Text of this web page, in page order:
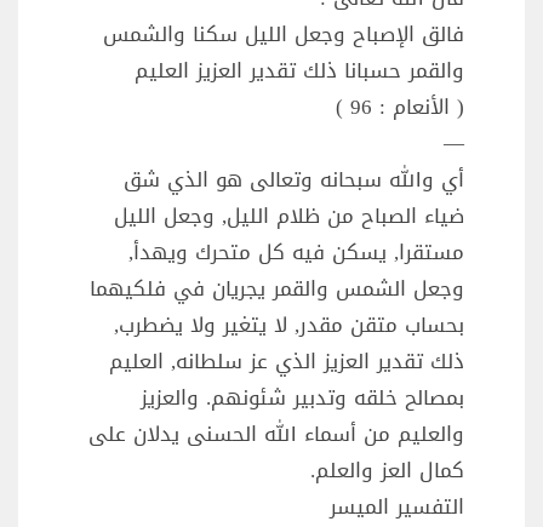
فالق الإصباح وجعل الليل سكنا والشمس
والقمر حسبانا ذلك تقدير العزيز العليم
( الأنعام : 96 )
—
أي والله سبحانه وتعالى هو الذي شق
ضياء الصباح من ظلام الليل, وجعل الليل
مستقرا, يسكن فيه كل متحرك ويهدأ,
وجعل الشمس والقمر يجريان في فلكيهما
بحساب متقن مقدر, لا يتغير ولا يضطرب,
ذلك تقدير العزيز الذي عز سلطانه, العليم
بمصالح خلقه وتدبير شئونهم. والعزيز
والعليم من أسماء الله الحسنى يدلان على
كمال العز والعلم.
التفسير الميسر